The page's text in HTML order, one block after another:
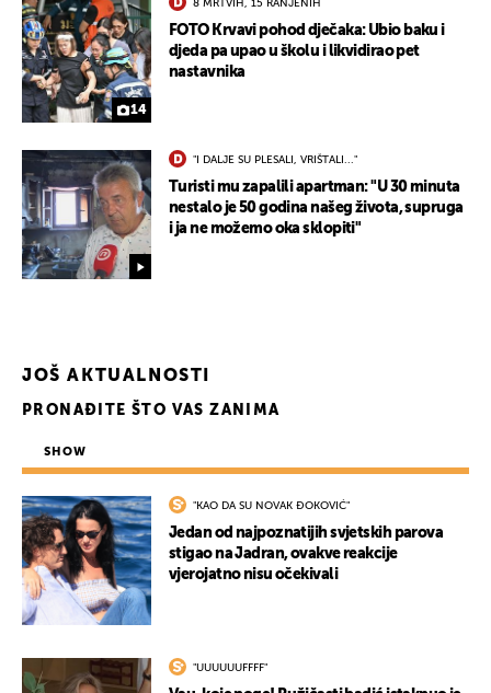
14
8 MRTVIH, 15 RANJENIH
FOTO Krvavi pohod dječaka: Ubio baku i
djeda pa upao u školu i likvidirao pet
nastavnika
"I DALJE SU PLESALI, VRIŠTALI..."
Turisti mu zapalili apartman: "U 30 minuta
nestalo je 50 godina našeg života, supruga
i ja ne možemo oka sklopiti"
JOŠ AKTUALNOSTI
PRONAĐITE ŠTO VAS ZANIMA
SHOW
"KAO DA SU NOVAK ĐOKOVIĆ"
Jedan od najpoznatijih svjetskih parova
stigao na Jadran, ovakve reakcije
vjerojatno nisu očekivali
"UUUUUUFFFF"